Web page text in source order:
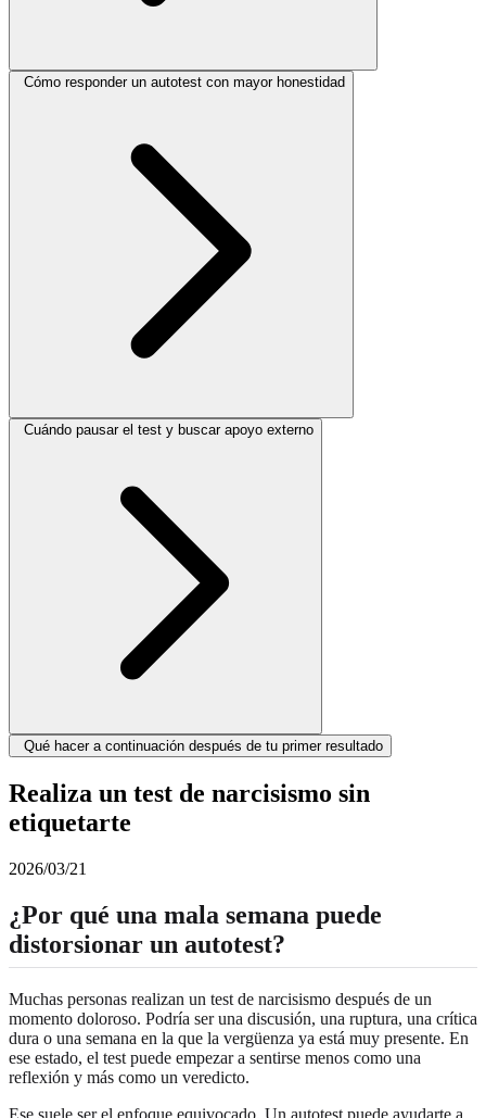
Cómo responder un autotest con mayor honestidad
Cuándo pausar el test y buscar apoyo externo
Qué hacer a continuación después de tu primer resultado
Realiza un test de narcisismo sin
etiquetarte
2026/03/21
¿Por qué una mala semana puede
distorsionar un autotest?
Muchas personas realizan un test de narcisismo después de un
momento doloroso. Podría ser una discusión, una ruptura, una crítica
dura o una semana en la que la vergüenza ya está muy presente. En
ese estado, el test puede empezar a sentirse menos como una
reflexión y más como un veredicto.
Ese suele ser el enfoque equivocado. Un autotest puede ayudarte a